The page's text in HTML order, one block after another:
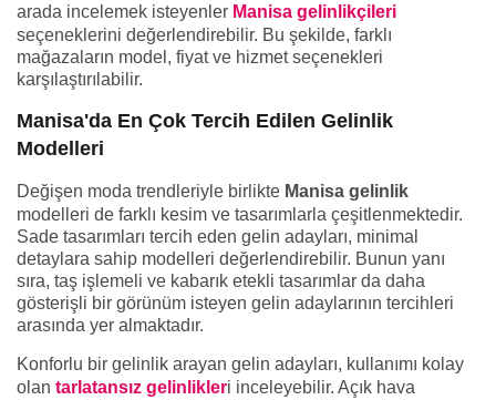
arada incelemek isteyenler Manisa gelinlikçileri
seçeneklerini değerlendirebilir. Bu şekilde, farklı
mağazaların model, fiyat ve hizmet seçenekleri
karşılaştırılabilir.
Manisa'da En Çok Tercih Edilen Gelinlik
Modelleri
Değişen moda trendleriyle birlikte Manisa gelinlik
modelleri de farklı kesim ve tasarımlarla çeşitlenmektedir.
Sade tasarımları tercih eden gelin adayları, minimal
detaylara sahip modelleri değerlendirebilir. Bunun yanı
sıra, taş işlemeli ve kabarık etekli tasarımlar da daha
gösterişli bir görünüm isteyen gelin adaylarının tercihleri
arasında yer almaktadır.
Konforlu bir gelinlik arayan gelin adayları, kullanımı kolay
olan tarlatansız gelinlikleri inceleyebilir. Açık hava